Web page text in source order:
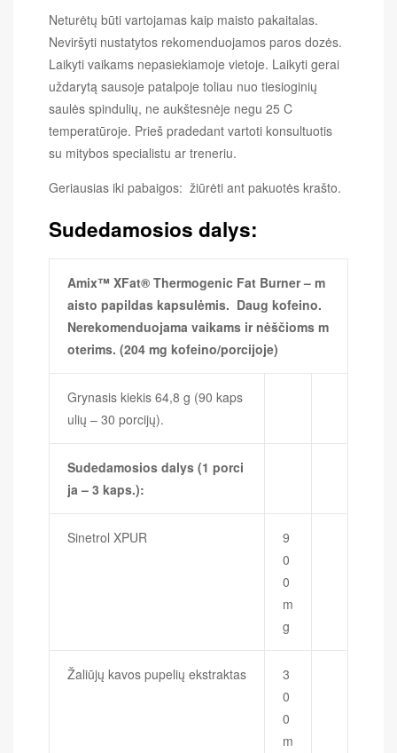
Neturėtų būti vartojamas kaip maisto pakaitalas.
Neviršyti nustatytos rekomenduojamos paros dozės.
Laikyti vaikams nepasiekiamoje vietoje. Laikyti gerai
uždarytą sausoje patalpoje toliau nuo tiesioginių
saulės spindulių, ne aukštesnėje negu 25 C
temperatūroje. Prieš pradedant vartoti konsultuotis
su mitybos specialistu ar treneriu.
Geriausias iki pabaigos: žiūrėti ant pakuotės krašto.
Sudedamosios dalys:
Amix™ XFat® Thermogenic Fat Burner – m
aisto papildas kapsulėmis. Daug kofeino.
Nerekomenduojama vaikams ir nėščioms m
oterims. (204 mg kofeino/porcijoje)
Grynasis kiekis 64,8 g (90 kaps
ulių – 30 porcijų).
Sudedamosios dalys (1 porci
ja – 3 kaps.):
Sinetrol XPUR
9
0
0
m
g
Žaliūjų kavos pupelių ekstraktas
3
0
0
m